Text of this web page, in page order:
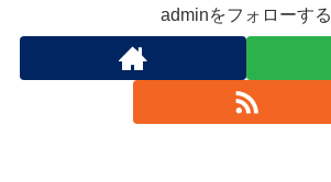
adminをフォローする